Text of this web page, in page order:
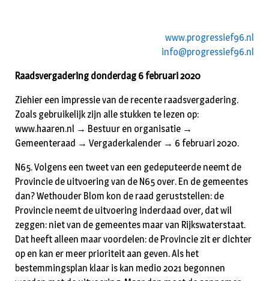
www.progressief96.nl
info@progressief96.nl
Raadsvergadering donderdag 6 februari 2020
Ziehier een impressie van de recente raadsvergadering.
Zoals gebruikelijk zijn alle stukken te lezen op:
www.haaren.nl → Bestuur en organisatie →
Gemeenteraad → Vergaderkalender → 6 februari 2020.
N65. Volgens een tweet van een gedeputeerde neemt de
Provincie de uitvoering van de N65 over. En de gemeentes
dan? Wethouder Blom kon de raad geruststellen: de
Provincie neemt de uitvoering inderdaad over, dat wil
zeggen: niet van de gemeentes maar van Rijkswaterstaat.
Dat heeft alleen maar voordelen: de Provincie zit er dichter
op en kan er meer prioriteit aan geven. Als het
bestemmingsplan klaar is kan medio 2021 begonnen